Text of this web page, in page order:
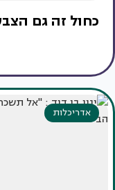
כחול זה גם
אדריכלות